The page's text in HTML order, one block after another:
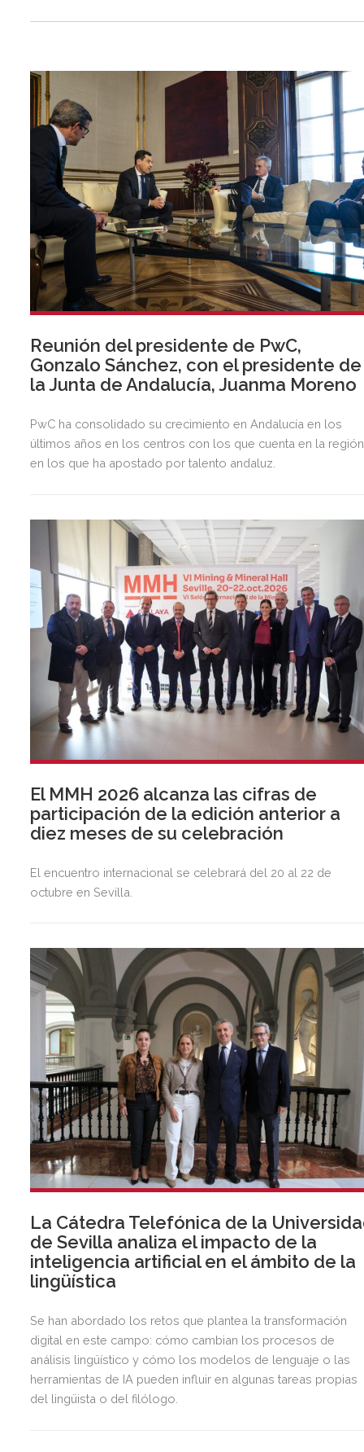
Reunión del presidente de PwC,
Gonzalo Sánchez, con el presidente de
la Junta de Andalucía, Juanma Moreno
PwC ha consolidado su crecimiento en Andalucía en los
últimos años en los centros con los que cuenta en la región
en los que ha apostado por talento andaluz.
El MMH 2026 alcanza las cifras de
participación de la edición anterior a
diez meses de su celebración
El encuentro internacional se celebrará del 20 al 22 de
octubre en Sevilla.
La Cátedra Telefónica de la
de Sevilla analiza el impacto de la
inteligencia artificial en el ámbito de la
lingüística
Se han abordado los retos que plantea la transformación
digital en este campo: cómo cambian los procesos de
análisis lingüístico y cómo los modelos de lenguaje o las
herramientas de IA pueden influir en algunas tareas propias
del lingüista o del filólogo.